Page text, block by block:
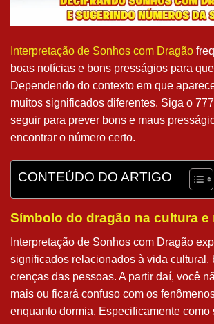
Interpretação de Sonhos com Dragão
boas notícias e bons presságios para
Dependendo do contexto em que
muitos significados diferentes. Siga o
seguir para prever bons e maus
encontrar o número certo.
CONTEÚDO DO ARTIGO
Símbolo do dragão na cultura e
Interpretação de Sonhos com Dragão
significados relacionados à vida cultural,
crenças das pessoas. A partir daí, você
mais ou ficará confuso com os
enquanto dormia. Especificamente como